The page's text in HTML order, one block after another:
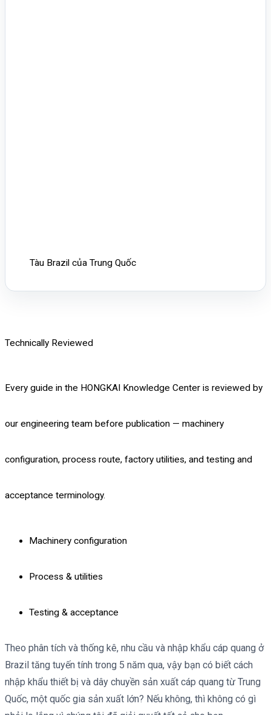
Tàu Brazil của Trung Quốc
Technically Reviewed
Every guide in the HONGKAI Knowledge Center is reviewed by
our engineering team before publication — machinery
configuration, process route, factory utilities, and testing and
acceptance terminology.
Machinery configuration
Process & utilities
Testing & acceptance
Theo phân tích và thống kê, nhu cầu và nhập khẩu cáp quang ở
Brazil tăng tuyến tính trong 5 năm qua, vậy bạn có biết cách
nhập khẩu thiết bị và dây chuyền sản xuất cáp quang từ Trung
Quốc, một quốc gia sản xuất lớn? Nếu không, thì không có gì